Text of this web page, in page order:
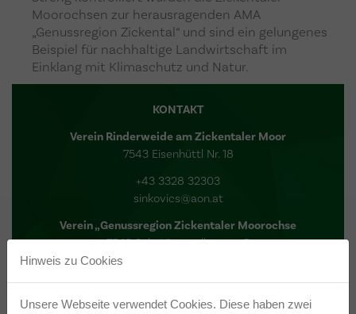
KONTAKT
Verein Rinderweide am Zickentaler Moor
7543 Eisenhüttl Nr. 18
+43 3328 32303
sinkovics@aon.at
Verein „Genussregion Zickentaler Moorochse
7542 Sulz, Vitaquellenweg 5
sulzfrank@utanet.at
www.moorochse.at
Moorochsen zur herausragenden AMA
„Genussregion Zickental“ und sind ein gelungenes
Beispiel für nachhaltige Landwirtschaft im
Einklang mit Klimaschutz und Natur.
Hinweis zu Cookies
Unsere Webseite verwendet Cookies. Diese haben zwei